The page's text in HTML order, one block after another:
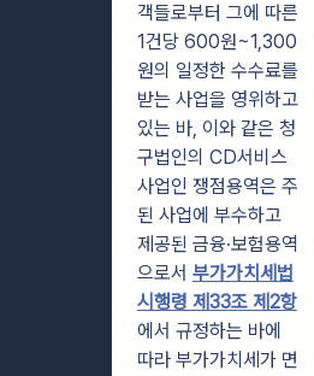
객들로부터 그에 따른
1건당 600원~1,300
원의 일정한 수수료를
받는 사업을 영위하고
있는 바, 이와 같은 청
구법인의 CD서비스
사업인 쟁점용역은 주
된 사업에 부수하고
제공된 금융·보험용역
으로서 부가가치세법
시행령 제33조 제2항
에서 규정하는 바에
따라 부가가치세가 면